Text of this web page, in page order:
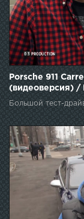
Porsche 911
(видеоверсия) /
Большой тест-